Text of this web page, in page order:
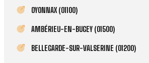
OYONNAX (01100)
AMBÉRIEU-EN-BUGEY (01500)
BELLEGARDE-SUR-VALSERINE (01200)